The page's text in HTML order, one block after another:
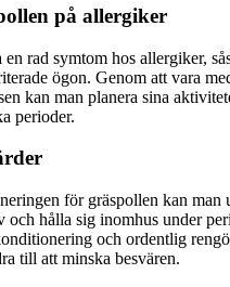
på allergiker
rad symtom hos allergiker,
ögon. Genom att vara
kan man planera sina
perioder.
för gräspollen kan man
och hålla sig inomhus under
och ordentlig
till att minska besvären.